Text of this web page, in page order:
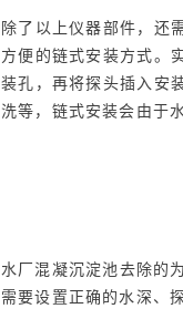
除了以上仪器部件，还
方便的链式安装方式。
装孔，再将探头插入安
洗等，链式安装会由于
水厂混凝沉淀池去除的
需要设置正确的水深、